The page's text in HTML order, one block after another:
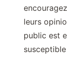
leurs
public est